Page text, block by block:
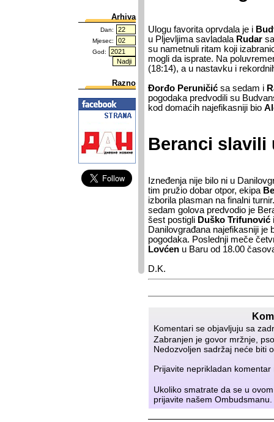
Arhiva
Dan:
Mjesec:
God:
Razno
Ulogu favorita oprvdala je i
u Pljevljima savladala Rudar
su nametnuli ritam koji
mogli da isprate. Na
(18:14), a u nastavku i
Đorđo Peruničić sa sedam i
pogodaka predvodili su
kod domaćih najefikasniji bio
Beranci slavili
Izneđenja nije bilo ni u
tim pružio dobar otpor, ekipa
izborila plasman na finalni
sedam golova predvodio je
šest postigli Duško Trifunović
Danilovgrađana najefikasniji je
pogodaka. Poslednji meče
Lovćen u Baru od 18.00
D.K.
Komentari se objavljuju sa
Zabranjen je govor mržnje,
Nedozvoljen sadržaj neće biti
Prijavite neprikladan
Ukoliko smatrate da se u
prijavite našemOmbudsmanu